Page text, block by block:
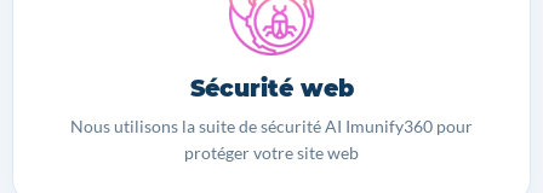
Sécurité web
Nous utilisons la suite de sécurité AI Imunify360 pour
protéger votre site web